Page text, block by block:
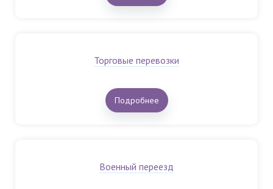
Торговые перевозки
Подробнее
Военный переезд